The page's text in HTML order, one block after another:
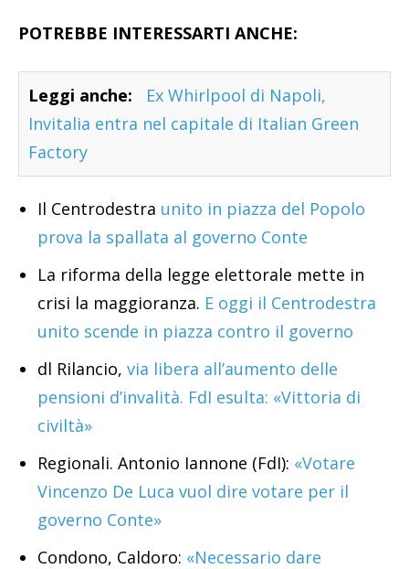
POTREBBE INTERESSARTI ANCHE:
Leggi anche:
Ex Whirlpool di Napoli,
Invitalia entra nel capitale di Italian Green
Factory
Il Centrodestra unito in piazza del Popolo
prova la spallata al governo Conte
La riforma della legge elettorale mette in
crisi la maggioranza. E oggi il Centrodestra
unito scende in piazza contro il governo
dl Rilancio, via libera all’aumento delle
pensioni d’invalità. FdI esulta: «Vittoria di
civiltà»
Regionali. Antonio Iannone (FdI): «Votare
Vincenzo De Luca vuol dire votare per il
governo Conte»
Condono, Caldoro: «Necessario dare